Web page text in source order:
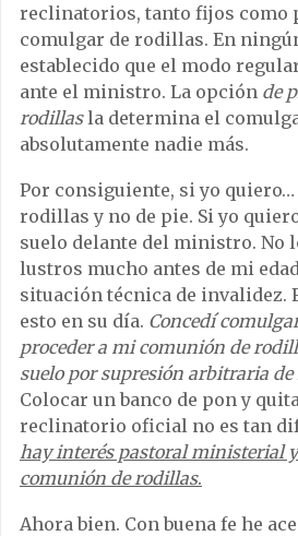
reclinatorios, tanto fijos como
comulgar de rodillas. En
establecido que el modo
ante el ministro. La opción de
rodillasla determina el
absolutamente nadie más.
Por consiguiente, si yo
rodillas y no de pie. Si yo
suelo delante del ministro. No
lustros mucho antes de mi
situación técnica de invalidez.
esto en su día. Concedí
proceder a mi comunión de
suelo por supresión arbitraria
Colocar un banco de pon y
reclinatorio oficial no es tan
hay interés pastoral ministerial
comunión de rodillas.
Ahora bien. Con buena fe he